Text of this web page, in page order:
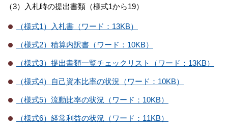
（3）入札時の提出書類（様式1から19）
（様式1）入札書（ワード：13KB）
（様式2）積算内訳書（ワード：10KB）
（様式3）提出書類一覧チェックリスト（ワード：13KB）
（様式4）自己資本比率の状況（ワード：10KB）
（様式5）流動比率の状況（ワード：10KB）
（様式6）経常利益の状況（ワード：11KB）